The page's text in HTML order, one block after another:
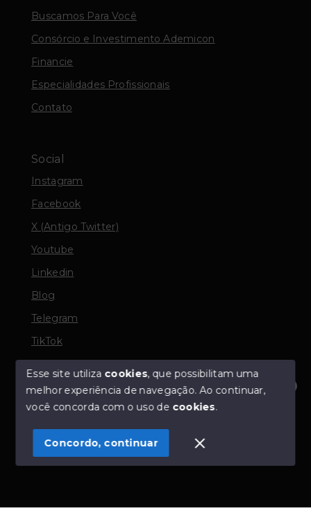
Olá! Estamos disponíveis para te ajudar.
Buscamos Para Você
Consórcio e Investimento Ademicon
Financie
Especialidades Profissionais
Contato
Social
Instagram
Facebook
X (Antigo Twitter)
Youtube
Linkedin
Blog
Telegram
TikTok
© Copyright 2026 - TORQUATO ∴ Corretor de Imóveis
- CRECI 42643f | 136.004f Perito Avaliador CNAI 37357
SITE PARA IMOBILIARIA
Esse site utiliza cookies, que possibilitam uma
melhor experiência de navegação.Ao continuar,
você concorda com o uso de cookies.
Concordo, continuar